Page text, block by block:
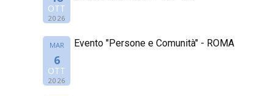
OTT
2026
MAR
6
OTT
2026
Evento "Persone e Comunità" - ROMA